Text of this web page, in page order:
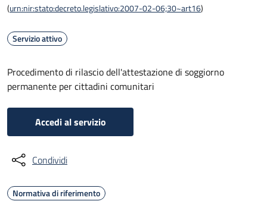
(urn:nir:stato:decreto.legislativo:2007-02-06;30~art16)
Servizio attivo
Procedimento di rilascio dell'attestazione di soggiorno
permanente per cittadini comunitari
Accedi al servizio
Condividi
Normativa di riferimento